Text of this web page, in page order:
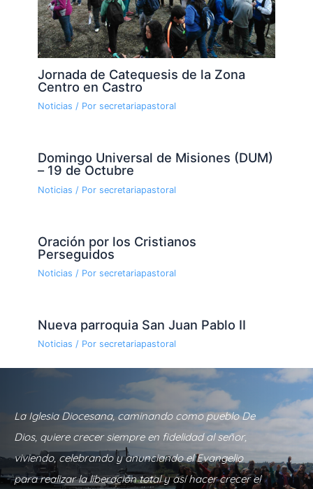
Jornada de Catequesis de la Zona
Centro en Castro
Noticias / Por secretariapastoral
Domingo Universal de Misiones (DUM)
– 19 de Octubre
Noticias / Por secretariapastoral
Oración por los Cristianos
Perseguidos
Noticias / Por secretariapastoral
Nueva parroquia San Juan Pablo II
Noticias / Por secretariapastoral
La Iglesia Diocesana, caminando como pueblo De
Dios, quiere crecer siempre en fidelidad al señor,
viviendo, celebrando y anunciando el Evangelio
para realizar la liberación total y así hacer crecer el